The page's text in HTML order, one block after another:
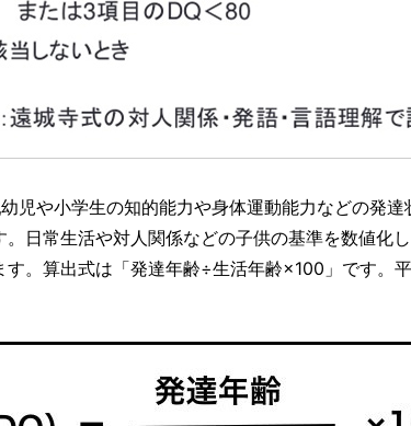
児や小学生の知的能力や身体運動能力などの発
日常生活や対人関係などの子供の基準を数値化
。算出式は「発達年齢÷生活年齢×100」です。